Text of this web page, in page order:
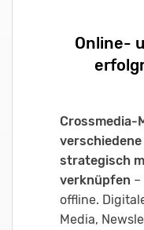
Online-
Crossmedia-
strategisch
verknüpfen
offline.
Media,